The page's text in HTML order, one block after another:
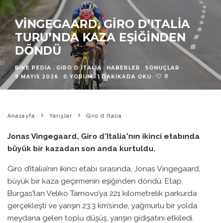
VINGEGAARD, GIRO D’ITALIA
TURU’NDA KAZA EŞIĞINDEN
DÖNDÜ
BIKE PEDIA · GIRO D ITALIA HABERLER SONUÇLAR ·
9 MAYIS 2026 · 0 YORUM · 1 DAKIKADA OKU · 0
Anasayfa Yarışlar Giro d Italia
Jonas Vingegaard, Giro d'Italia'nın ikinci etabında
büyük bir kazadan son anda kurtuldu.
Giro d’Italia’nın ikinci etabı sırasında, Jonas Vingegaard,
büyük bir kaza geçirmenin eşiğinden döndü. Etap,
Burgas’tan Veliko Tarnovo’ya 221 kilometrelik parkurda
gerçekleşti ve yarışın 23.3 km’sinde, yağmurlu bir yolda
meydana gelen toplu düşüş, yarışın gidişatını etkiledi.